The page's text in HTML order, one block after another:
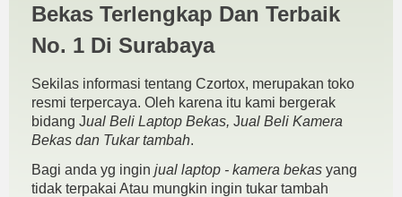
KAMERA BEKAS | JUAL
BELI LAPTOP BEKAS |
SURABAYA
Bekas Terlengkap Dan Terbaik
No. 1 Di Surabaya
Sekilas informasi tentang Czortox, merupakan toko
resmi terpercaya. Oleh karena itu kami bergerak
bidang Jual Beli Laptop Bekas, Jual Beli Kamera
Bekas dan Tukar tambah.
Bagi anda yg ingin jual laptop - kamera bekas yang
tidak terpakai Atau mungkin ingin tukar tambah